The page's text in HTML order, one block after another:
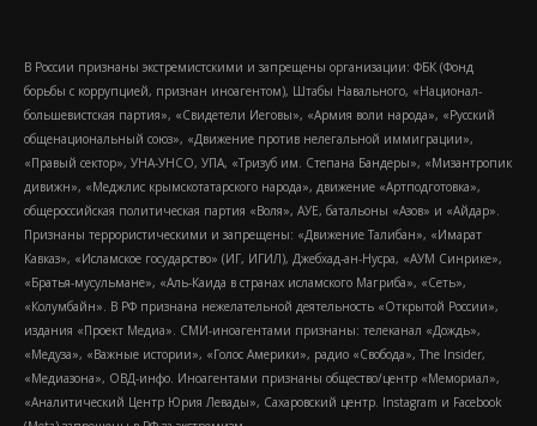
В России признаны экстремистскими и запрещены организации: ФБК (Фонд
борьбы с коррупцией, признан иноагентом), Штабы Навального, «Национал-
большевистская партия», «Свидетели Иеговы», «Армия воли народа», «Русский
общенациональный союз», «Движение против нелегальной иммиграции»,
«Правый сектор», УНА-УНСО, УПА, «Тризуб им. Степана Бандеры», «Мизантропик
дивижн», «Меджлис крымскотатарского народа», движение «Артподготовка»,
общероссийская политическая партия «Воля», АУЕ, батальоны «Азов» и «Айдар».
Признаны террористическими и запрещены: «Движение Талибан», «Имарат
Кавказ», «Исламское государство» (ИГ, ИГИЛ), Джебхад-ан-Нусра, «АУМ Синрике»,
«Братья-мусульмане», «Аль-Каида в странах исламского Магриба», «Сеть»,
«Колумбайн». В РФ признана нежелательной деятельность «Открытой России»,
издания «Проект Медиа». СМИ-иноагентами признаны: телеканал «Дождь»,
«Медуза», «Важные истории», «Голос Америки», радио «Свобода», The Insider,
«Медиазона», ОВД-инфо. Иноагентами признаны общество/центр «Мемориал»,
«Аналитический Центр Юрия Левады», Сахаровский центр. Instagram и Facebook